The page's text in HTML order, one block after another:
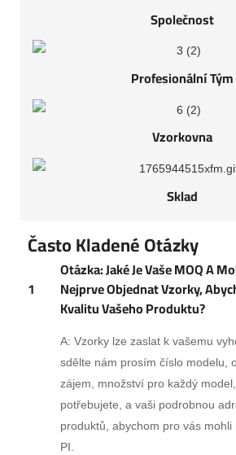
Společnost
Profesionální Tým
Vzorkovna
Sklad
Často Kladené Otázky
1
Otázka: Jaké Je Vaše MOQ A
Nejprve Objednat Vzorky,
Kvalitu Vašeho Produktu?
A: Vzorky lze zaslat k vašemu
sdělte nám prosím číslo modelu,
zájem, množství pro každý
potřebujete, a vaši podrobnou
produktů, abychom pro vás mohli
PI.